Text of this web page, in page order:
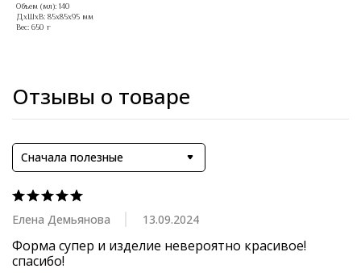
Объем (мл): 140
ДxШxВ: 85x85x95 мм
Вес: 650 г
Отзывы о товаре
Сначала полезные
Елена Демьянова 13.09.2024
Форма супер и изделие невероятно красивое!
спасибо!